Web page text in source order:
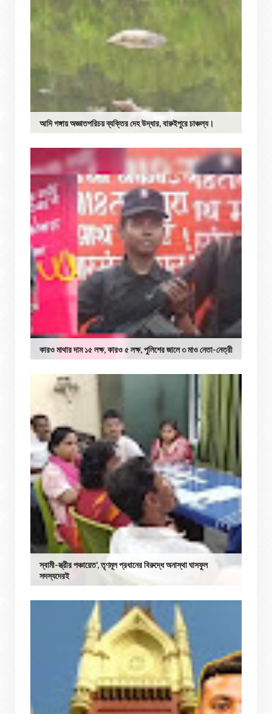
আদি গঙ্গায় অজ্ঞাতপরিচয় ব্যক্তির দেহ উদ্ধার, বারুইপুরে চাঞ্চল্য।
কারও মাথার দাম ১৫ লক্ষ, কারও ৫ লক্ষ, পুলিশের জালে ৩ মাও নেতা-নেত্রী
স্বামী-স্ত্রীর পঞ্চায়েত’, তৃণমূল প্রধানের বিরুদ্ধে অনাস্থা ঘাসফুল
সদস্যদেরই